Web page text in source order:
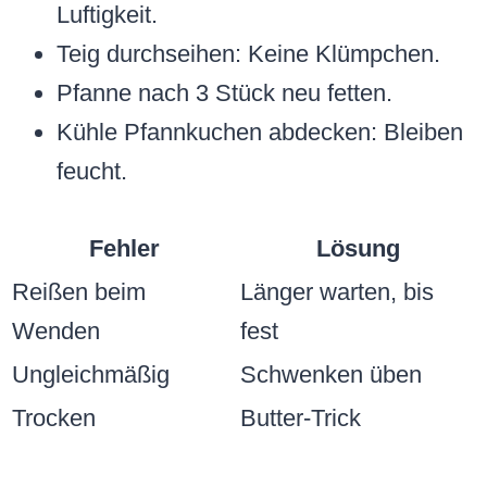
Luftigkeit.
Teig durchseihen: Keine Klümpchen.
Pfanne nach 3 Stück neu fetten.
Kühle Pfannkuchen abdecken: Bleiben
feucht.
Fehler
Lösung
Reißen beim
Wenden
Länger warten, bis
fest
Ungleichmäßig
Schwenken üben
Trocken
Butter-Trick